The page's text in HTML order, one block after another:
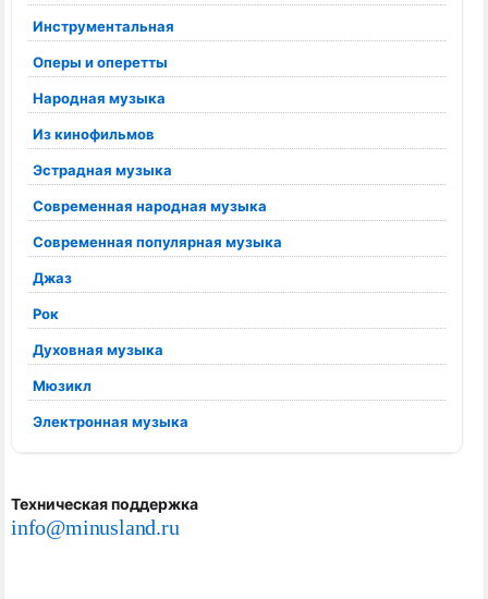
Инструментальная
Оперы и оперетты
Народная музыка
Из кинофильмов
Эстрадная музыка
Современная народная музыка
Современная популярная музыка
Джаз
Рок
Духовная музыка
Мюзикл
Электронная музыка
Техническая поддержка
info@minusland.ru